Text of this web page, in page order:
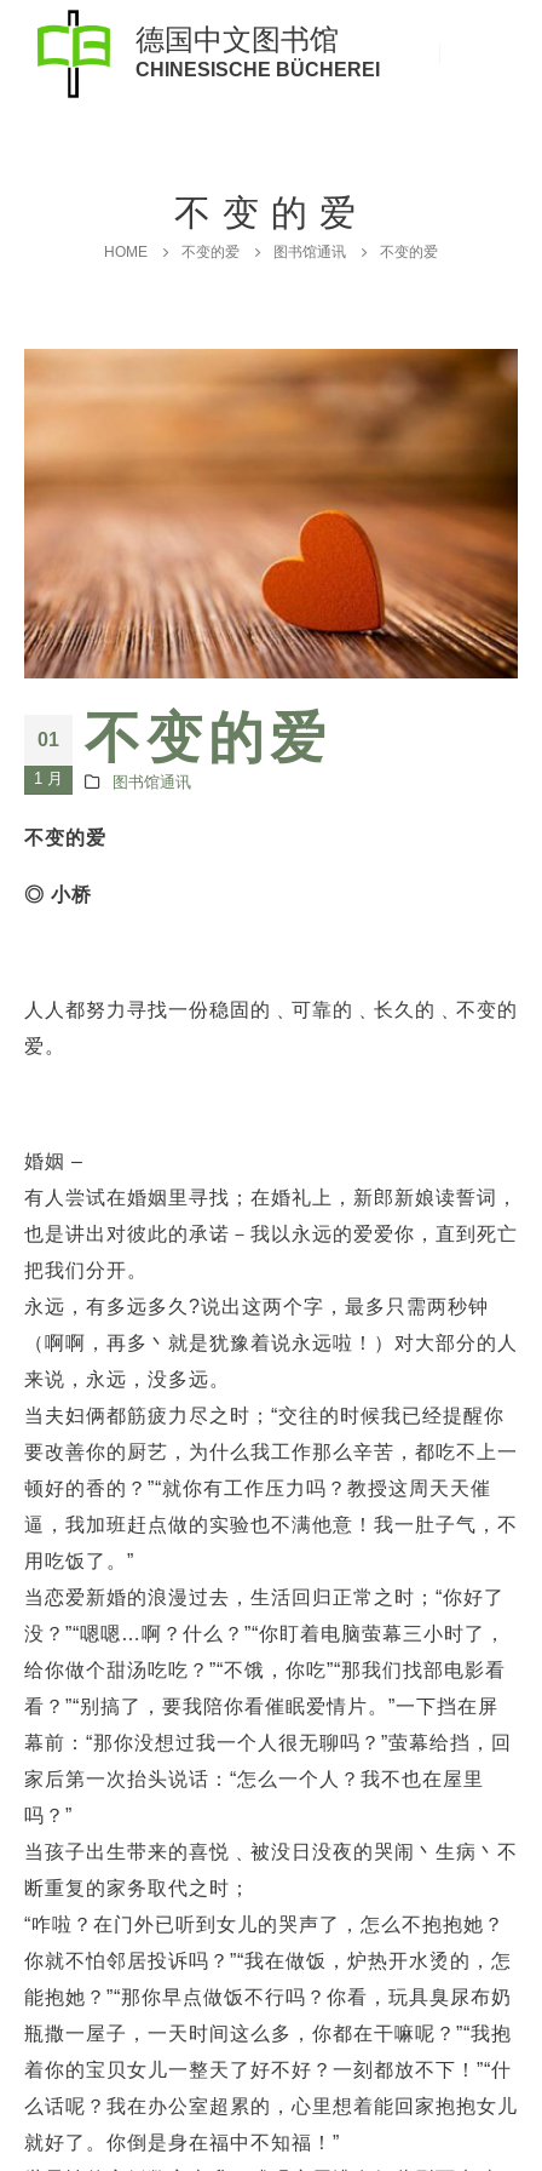
德国中文图书馆
CHINESISCHE BÜCHEREI
不变的爱
HOME 不变的爱 图书馆通讯 不变的爱
01
1 月
不变的爱
图书馆通讯
不变的爱
◎ 小桥
人人都努力寻找一份稳固的﹑可靠的﹑长久的﹑不变的
爱。
婚姻 –
有人尝试在婚姻里寻找；在婚礼上，新郎新娘读誓词，
也是讲出对彼此的承诺－我以永远的爱爱你，直到死亡
把我们分开。
永远，有多远多久?说出这两个字，最多只需两秒钟
（啊啊，再多丶就是犹豫着说永远啦！）对大部分的人
来说，永远，没多远。
当夫妇俩都筋疲力尽之时；“交往的时候我已经提醒你
要改善你的厨艺，为什么我工作那么辛苦，都吃不上一
顿好的香的？”“就你有工作压力吗？教授这周天天催
逼，我加班赶点做的实验也不满他意！我一肚子气，不
用吃饭了。”
当恋爱新婚的浪漫过去，生活回归正常之时；“你好了
没？”“嗯嗯…啊？什么？”“你盯着电脑萤幕三小时了，
给你做个甜汤吃吃？”“不饿，你吃”“那我们找部电影看
看？”“别搞了，要我陪你看催眠爱情片。”一下挡在屏
幕前：“那你没想过我一个人很无聊吗？”萤幕给挡，回
家后第一次抬头说话：“怎么一个人？我不也在屋里
吗？”
当孩子出生带来的喜悦﹑被没日没夜的哭闹丶生病丶不
断重复的家务取代之时；
“咋啦？在门外已听到女儿的哭声了，怎么不抱抱她？
你就不怕邻居投诉吗？”“我在做饭，炉热开水烫的，怎
能抱她？”“那你早点做饭不行吗？你看，玩具臭尿布奶
瓶撒一屋子，一天时间这么多，你都在干嘛呢？”“我抱
着你的宝贝女儿一整天了好不好？一刻都放不下！”“什
么话呢？我在办公室超累的，心里想着能回家抱抱女儿
就好了。你倒是身在福中不知福！”